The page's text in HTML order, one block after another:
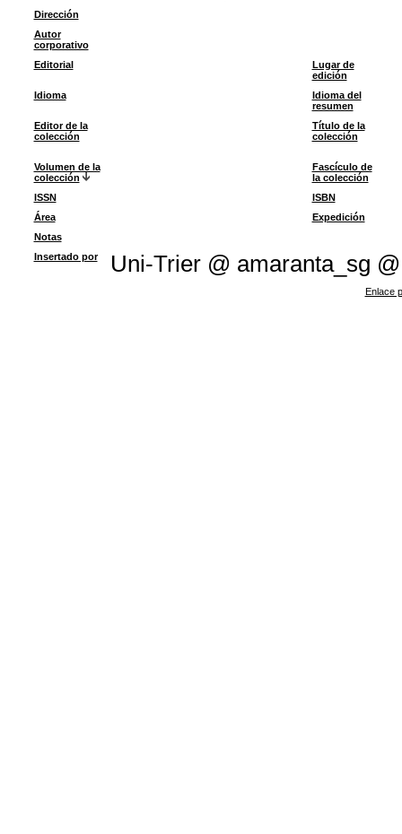
Dirección
Autor
corporativo
Editorial
Lugar de
edición
Idioma
Idioma del
resumen
Editor de la
colección
Título de la
colección
Volumen de la
colección
Fascículo de
la colección
ISSN
ISBN
Área
Expedición
Notas
Insertado por
Uni-Trier @ amaranta_sg @
Enlace